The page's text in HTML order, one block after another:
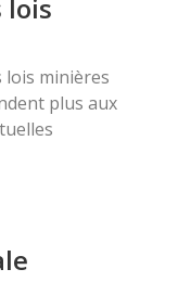
lois
lois minières
plus aux